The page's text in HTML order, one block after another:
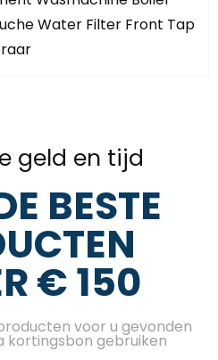
Water Filter Front Tap
geld en tijd
BESTE
€ 150
voor u gevonden
kortingsbon gebruiken